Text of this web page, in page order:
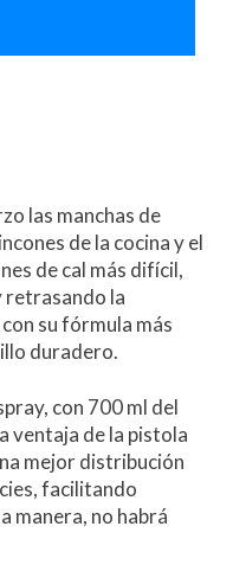
las manchas de
de la cocina y el
de cal más difícil,
retrasando la
su fórmula más
duradero.
con 700 ml del
ventaja de la pistola
mejor distribución
facilitando
manera, no habrá